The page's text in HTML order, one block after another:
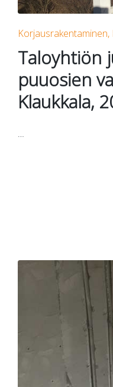
Posted
in
Korjausrakentaminen
Taloyhtiön
puuosien
Klaukkala,